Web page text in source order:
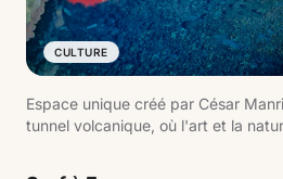
CULTURE
Espace unique créé par César
tunnel volcanique, où l'art et la